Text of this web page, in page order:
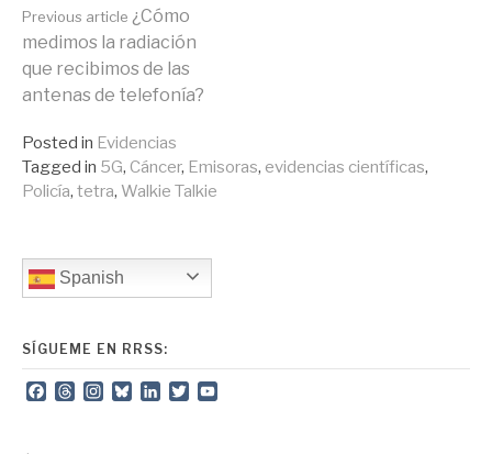
Continue
Reading
Previous article ¿Cómo
medimos la radiación
que recibimos de las
antenas de telefonía?
Posted in Evidencias
Tagged in 5G, Cáncer, Emisoras, evidencias científicas,
Policía, tetra, Walkie Talkie
Spanish
SÍGUEME EN RRSS:
Facebook
ThreadsInstagram
BlueskyLinkedIn
Twitter